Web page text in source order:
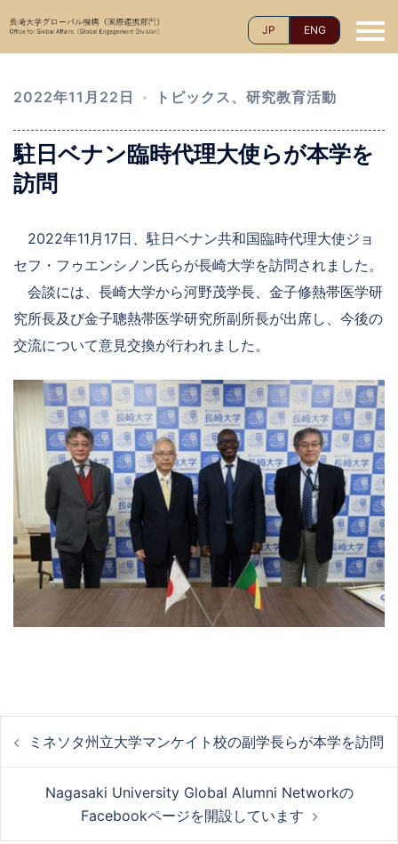
ン
テ
JP ENG
2022年11月22日 トピックス 、 研究教育活動
駐日ベナン臨時代理大使らが本学を
訪問
2022年11月17日、駐日ベナン共和国臨時代理大使ジョ
セフ・フゥエンシノン氏らが長崎大学を訪問されました。
会談には、長崎大学から河野茂学長、金子修熱帯医学研
究所長及び金子聰熱帯医学研究所副所長が出席し、今後の
交流について意見交換が行われました。
投
稿
ミネソタ州立大学マンケイト校の副学長らが本学を訪問
Nagasaki University Global Alumni Networkの
Facebookページを開設しています